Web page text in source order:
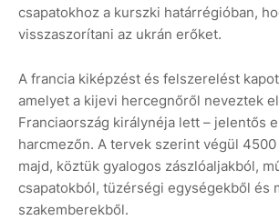
csapatokhoz a kurszki határrégióban,
visszaszorítani az ukrán erőket.
A francia kiképzést és felszerelést
amelyet a kijevi hercegnőről neveztek
Franciaország királynéja lett – jelentős
harcmezőn. A tervek szerint végül
majd, köztük gyalogos zászlóaljakból,
csapatokból, tüzérségi egységekből és
szakemberekből.